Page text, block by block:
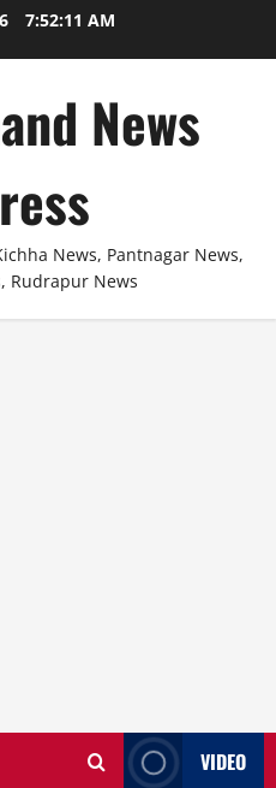
7:52:11 AM
News
News, Pantnagar News,
Rudrapur News
VIDEO